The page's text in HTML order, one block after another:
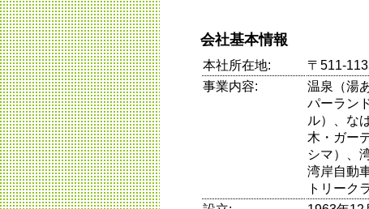
会社基本情報
本社所在地:
〒511-
事業内容:
温泉（湯
パーラン
ル）、な
木・ガー
シマ）、
湾岸自動
トリーク